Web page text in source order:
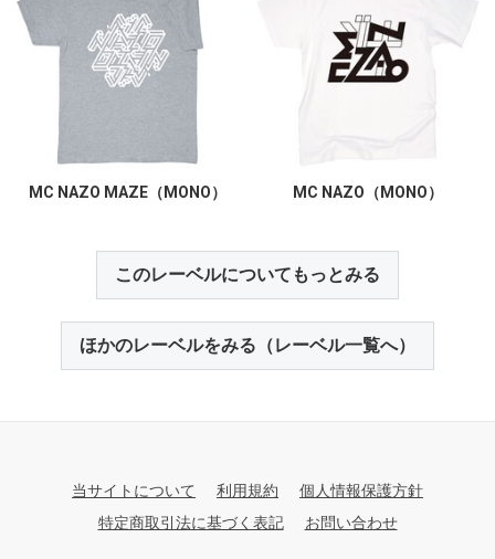
MC NAZO MAZE（MONO） MC NAZO（MONO）
このレーベルについてもっとみる
ほかのレーベルをみる（レーベル一覧へ）
当サイトについて 利用規約
個人情報保護方針
特定商取引法に基づく表記
お問い合わせ